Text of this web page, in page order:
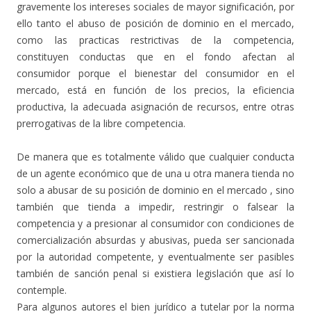
gravemente los intereses sociales de mayor significación, por
ello tanto el abuso de posición de dominio en el mercado,
como las practicas restrictivas de la competencia,
constituyen conductas que en el fondo afectan al
consumidor porque el bienestar del consumidor en el
mercado, está en función de los precios, la eficiencia
productiva, la adecuada asignación de recursos, entre otras
prerrogativas de la libre competencia.
De manera que es totalmente válido que cualquier conducta
de un agente económico que de una u otra manera tienda no
solo a abusar de su posición de dominio en el mercado , sino
también que tienda a impedir, restringir o falsear la
competencia y a presionar al consumidor con condiciones de
comercialización absurdas y abusivas, pueda ser sancionada
por la autoridad competente, y eventualmente ser pasibles
también de sanción penal si existiera legislación que así lo
contemple.
Para algunos autores el bien jurídico a tutelar por la norma